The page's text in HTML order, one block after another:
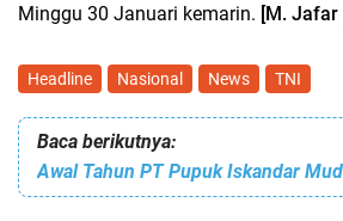
Minggu 30 Januari kemarin. [M. Jafar
Headline Nasional News TNI
Baca berikutnya: